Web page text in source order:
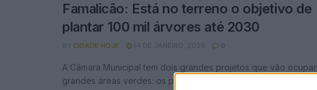
Famalicão: Está no terreno o objetivo de
plantar 100 mil árvores até 2030
BY CIDADE HOJE 14 DE JANEIRO, 2026 0
A Câmara Municipal tem dois grandes projetos que vão ocupar
grandes áreas verdes: os parques do Pelhe e a ampliação ...